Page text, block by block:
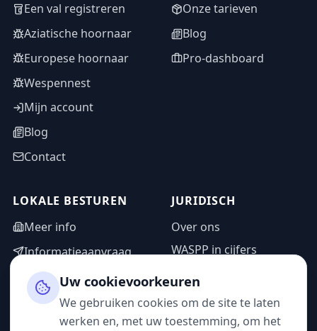
Een val registreren
Aziatische hoornaar
Europese hoornaar
Wespennest
Mijn account
Blog
Contact
Onze tarieven
Blog
Pro-dashboard
LOKALE BESTUREN
Meer info
Informatieaanvraag
Adminzone
JURIDISCH
Over ons
WASPP in cijfers
Privacybeleid
Gebruiksvoorwaarden
Uw cookievoorkeuren
We gebruiken cookies om de site te laten
werken en, met uw toestemming, om het